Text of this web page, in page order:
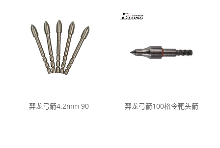
羿龙弓箭4.2mm 90 羿龙弓箭100格令靶头箭